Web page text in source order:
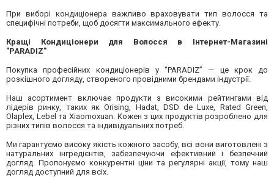
При виборі кондиціонера важливо враховувати тип волосся та
специфічні потреби, щоб досягти максимального ефекту.
Кращі Кондиціонери для Волосся в Інтернет-Магазині
"PARADIZ"
Покупка професійних кондиціонерів у “PARADIZ” — це крок до
розкішного догляду, створеного провідними брендами індустрії.
Наш асортимент включає продукти з високими рейтингами від
лідерів ринку, таких як Orising, Hadat, DSD de Luxe, Rated Green,
Olaplex, Lebel та Xiaomoxuan. Кожен з цих продуктів розроблено для
різних типів волосся та індивідуальних потреб.
Ми гарантуємо високу якість кожного засобу, всі вони виготовлені з
натуральних інгредієнтів, забезпечуючи ефективний і безпечний
догляд. Пропонуємо конкурентні ціни та регулярні акції, тому наш
догляд доступний для всіх.